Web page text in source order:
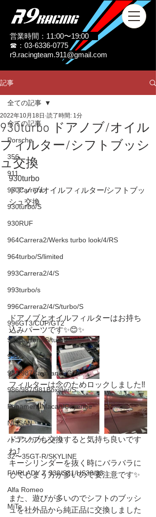
営業時間：11:00〜19:00
☎：03-6336-0775
r9.racingteam.911@gmail.com
記事
全ての記事
Porsche
356
911
930Carrera
930turbo/S
930RUF
964Carrera2/Werks turbo look/4/RS
964turbo/S/limited
993Carrera2/4/S
993turbo/s
996Carrera2/4/S/turbo/S
996GT3/CUP/GT2
997Carrera/S/turbo
991
981/987Cayman/S/GT4
986/987/981Boxster/S
Panamera/Macan/Cayenne
NISSAN
ハコスカ/ケンメリ
32〜35GT-R/SKYLINE
FAIRLADY Z S30/S31/HS30/33
Alfa Romeo
MiTo
全ての記事
930turbo ドアノブ/オイル
フィルター/シフトブッシ
ュ交換
2022年10月18日 読了時間: 1分
930turbo
ドアノブ/オイルフィルター/シフトブッ
シュ交換
ドアノブとオイルフィルターはお持ち
込みパーツです✨😊✨
フィルターは念のためロックしました‼️
ドアノブも交換すると気持ち良いです
ね⤴️
キーシリンダーを抜く時にバラバラに
してしまう方が多いので要注意です✨
また、遊びが多いのでシフトのブッシ
ュを社外品から純正品に交換しました